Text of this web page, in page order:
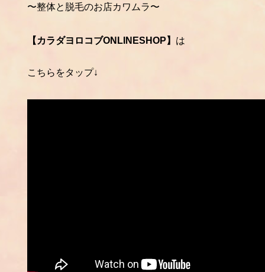
〜整体と脱毛のお店カワムラ〜
【カラダヨロコブONLINESHOP】 は
こちらをタップ↓